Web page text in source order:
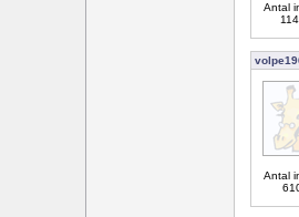
Antal
Antal